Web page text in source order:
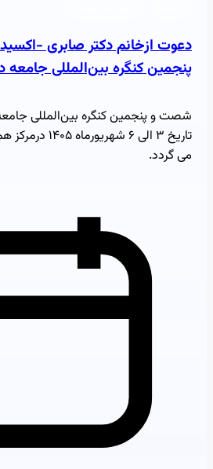
پنجمین کنگره بین‌المللی جامعه
شصت و پنجمین کنگره بین‌المللی
تاریخ ۳ الی ۶
می گردد.